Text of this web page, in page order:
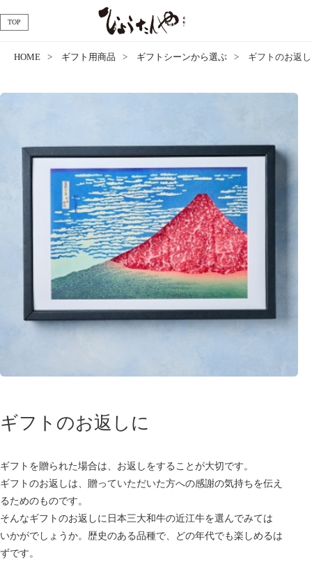
TOP
HOME ギフト用商品 ギフトシーンから選ぶ ギフトのお返
ギフトのお返しに
ギフトを贈られた場合は、お返しをすることが大切です。
ギフトのお返しは、贈っていただいた方への感謝の気持ちを伝え
るためのものです。
そんなギフトのお返しに日本三大和牛の近江牛を選んでみては
いかがでしょうか。歴史のある品種で、どの年代でも楽しめるは
ずです。